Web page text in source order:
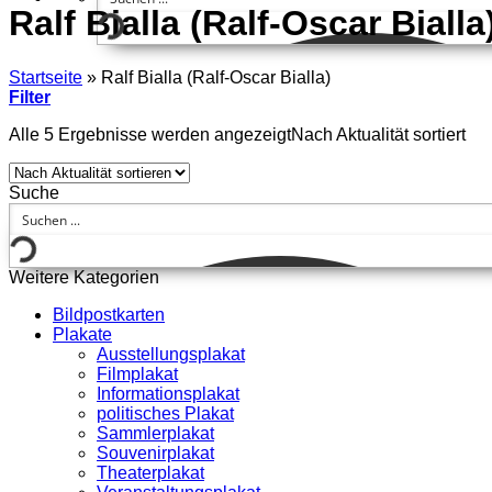
Ralf Bialla (Ralf-Oscar
Startseite » Ralf Bialla (Ralf-Oscar Bialla)
Filter
Alle 5 Ergebnisse werden angezeigtNach Aktualität sortiert
Suche
Weitere Kategorien
Bildpostkarten
Plakate
Ausstellungsplakat
Filmplakat
Informationsplakat
politisches Plakat
Sammlerplakat
Souvenirplakat
Theaterplakat